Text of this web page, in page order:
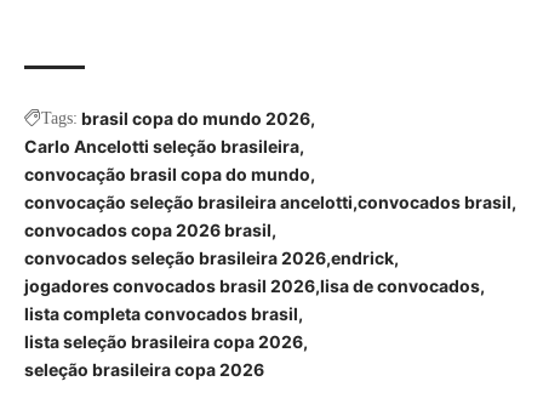
Tags: brasil copa do mundo 2026
Carlo Ancelotti seleção brasileira
convocação brasil copa do mundo
convocação seleção brasileira ancelotti convocados brasil
convocados copa 2026 brasil
convocados seleção brasileira 2026 endrick
jogadores convocados brasil 2026 lisa de convocados
lista completa convocados brasil
lista seleção brasileira copa 2026
seleção brasileira copa 2026